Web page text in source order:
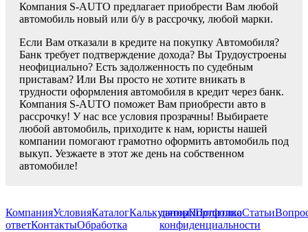
Компания S-AUTO предлагает приобрести Вам любой
автомобиль новый или б/у в рассрочку, любой марки.
Если Вам отказали в кредите на покупку Автомобиля?
Банк требует подтверждение дохода? Вы Трудоустроены
неофициально? Есть задолженность по судебным
приставам? Или Вы просто не хотите вникать в
трудности оформления автомобиля в кредит через банк.
Компания S-AUTO поможет Вам приобрести авто в
рассрочку! У нас все условия прозрачны! Выбираете
любой автомобиль, приходите к нам, юристы нашей
компании помогают грамотно оформить автомобиль под
выкуп. Уезжаете в этот же день на собственном
автомобиле!
КомпанияУсловияКаталогКалькуляторПортфолиоСтатьи
ответКонтактыОбработка
данныхПолитика
конфиденциальности